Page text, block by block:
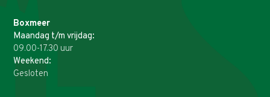
Boxmeer
Maandag t/m vrijdag:
09.00-17.30 uur
Weekend:
Gesloten